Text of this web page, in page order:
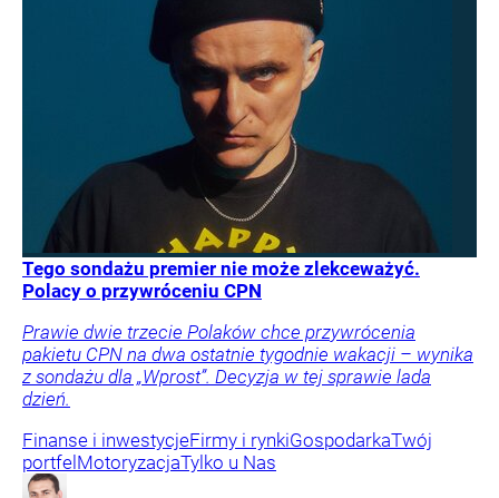
Tego sondażu premier nie może zlekceważyć.
Polacy o przywróceniu CPN
Prawie dwie trzecie Polaków chce przywrócenia
pakietu CPN na dwa ostatnie tygodnie wakacji – wynika
z sondażu dla „Wprost”. Decyzja w tej sprawie lada
dzień.
Finanse i inwestycjeFirmy i rynkiGospodarkaTwój
portfelMotoryzacjaTylko u Nas